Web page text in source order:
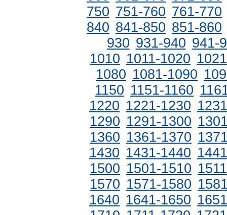
750 751-760 761-770
840 841-850 851-860
930 931-940 941-
1010 1011-1020
1080 1081-1090
1150 1151-1160
1220 1221-1230
1290 1291-1300
1360 1361-1370
1430 1431-1440
1500 1501-1510
1570 1571-1580
1640 1641-1650